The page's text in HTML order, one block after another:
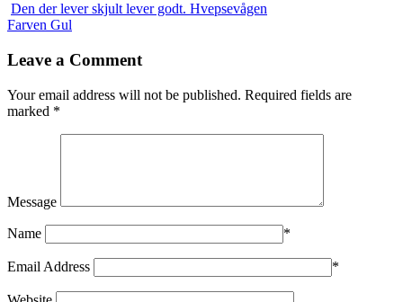
Den der lever skjult lever godt. Hvepsevågen
Farven Gul
Leave a Comment
Your email address will not be published. Required fields are
marked *
Message
Name *
Email Address *